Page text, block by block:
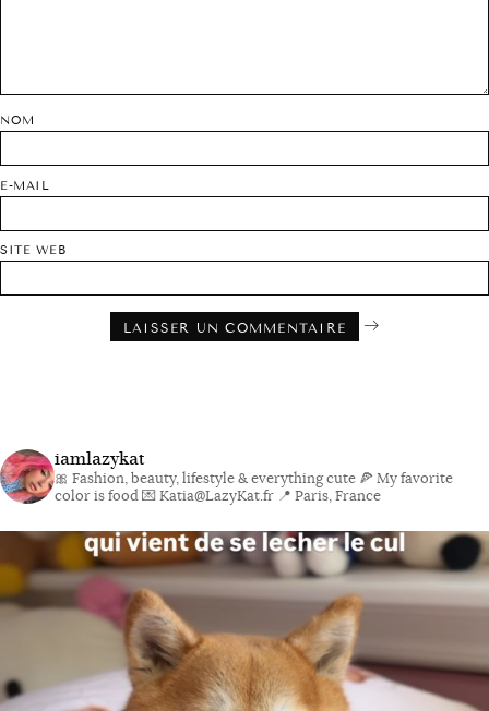
NOM
E-MAIL
SITE WEB
iamlazykat
🎀 Fashion, beauty, lifestyle & everything cute 🍕 My favorite
color is food💌 Katia@LazyKat.fr 📍 Paris, France